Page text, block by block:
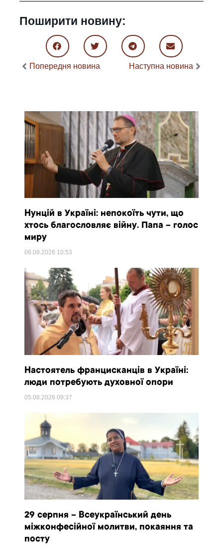
Поширити новину:
Попередня новина Наступна новина
Нунцій в Україні: непокоїть чути, що
хтось благословляє війну. Папа – голос
миру
06.08.2026 10:53
Настоятель францисканців в Україні:
люди потребують духовної опори
05.08.202609:37
29 серпня – Всеукраїнський день
міжконфесійної молитви, покаяння та
посту